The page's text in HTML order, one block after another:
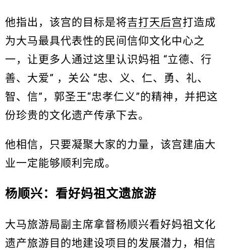
他指出，该宫的目标是将吉打天后宫打造成
为大马最具代表性的民间信仰文化中心之
一，让更多人通过这里认识妈祖 “立德、行
善、大爱” ，关公 “忠、义、仁、勇、礼、
智、信”，郭圣王“忠孝仁义”的精神，并把这
份珍贵的文化遗产传承下去。
他相信，只要凝聚大家的力量，该宫建庙大
业一定能够顺利完成。
杨顺兴：看好妈祖文遗旅游
大马旅游局副主席拿督杨顺兴看好妈祖文化
遗产旅游目的地建设项目的发展潜力，相信